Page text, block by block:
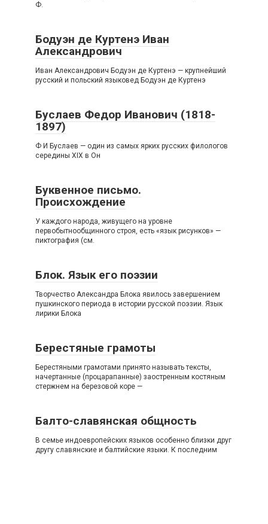
Ф.
Бодуэн де Куртенэ Иван
Александрович
Иван Александрович Бодуэн де Куртенэ — крупнейший
русский и польский языковед Бодуэн де Куртенэ
Буслаев Федор Иванович (1818-
1897)
Ф И Буслаев — один из самых ярких русских филологов
середины XIX в Он
Буквенное письмо.
Происхождение
У каждого народа, живущего на уровне
первобытнообщинного строя, есть «язык рисунков» —
пиктография (см.
Блок. Язык его поэзии
Творчество Александра Блока явилось завершением
пушкинского периода в истории русской поэзии. Язык
лирики Блока
Берестяные грамоты
Берестяными грамотами принято называть тексты,
начертанные (процарапанные) заостренным костяным
стержнем на березовой коре —
Балто-славянская общность
В семье индоевропейских языков особенно близки друг
другу славянские и балтийские языки. К последним